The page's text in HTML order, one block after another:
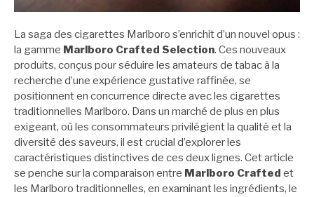
La saga des cigarettes Marlboro s’enrichit d’un nouvel opus :
la gamme Marlboro Crafted Selection. Ces nouveaux
produits, conçus pour séduire les amateurs de tabac à la
recherche d’une expérience gustative raffinée, se
positionnent en concurrence directe avec les cigarettes
traditionnelles Marlboro. Dans un marché de plus en plus
exigeant, où les consommateurs privilégient la qualité et la
diversité des saveurs, il est crucial d’explorer les
caractéristiques distinctives de ces deux lignes. Cet article
se penche sur la comparaison entre Marlboro Crafted et
les Marlboro traditionnelles, en examinant les ingrédients, le